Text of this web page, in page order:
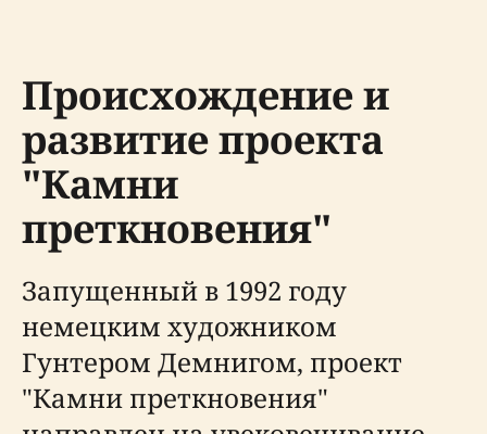
Происхождение и
развитие проекта
"Камни
преткновения"
Запущенный в 1992 году
немецким художником
Гунтером Демнигом, проект
"Камни преткновения"